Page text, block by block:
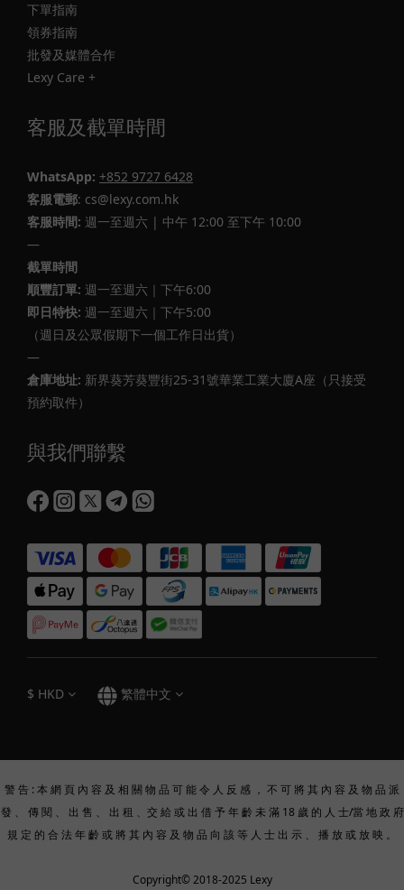
下單指南
領券指南
批發及媒體合作
Lexy Care +
客服及截單時間
WhatsApp: +852 9727 6428
客服電郵: cs@lexy.com.hk
客服時間: 週一至週六 | 中午 12:00 至下午 10:00
—
截單時間
順豐訂單: 週一至週六｜下午6:00
即日特快: 週一至週六｜下午5:00
（週日及公眾假期下一個工作日出貨）
—
倉庫地址: 新界葵芳葵豐街25-31號華業工業大廈A座（只接受
預約取件）
與我們聯繫
$ HKD 繁體中文
警 告 : 本 網 頁 內 容 及 相 關 物 品 可 能 令 人 反 感 ， 不 可 將 其 內 容 及 物 品 派
發 、 傳 閱 、 出 售 、 出 租 、交 給 或 出 借 予 年 齡 未 滿 18 歲 的 人 士/當 地 政 府
規 定 的 合 法 年 齡 或 將 其 內 容 及 物 品 向 該 等 人 士 出 示 、 播 放 或 放 映 。
Copyright© 2018-2025 Lexy